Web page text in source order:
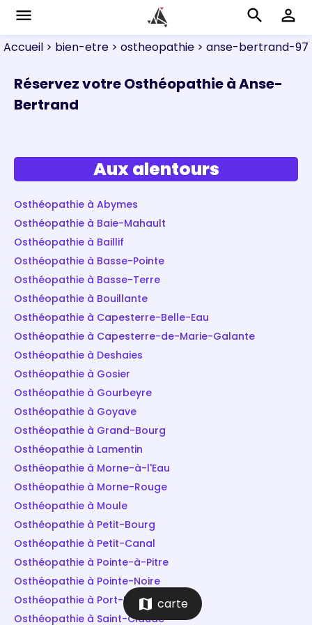
menu search perm_identity
Accueil > bien-etre > ostheopathie > anse-bertrand-97
Réservez votre Osthéopathie à Anse-
Bertrand
Aux alentours
Osthéopathie à Abymes
Osthéopathie à Baie-Mahault
Osthéopathie à Baillif
Osthéopathie à Basse-Pointe
Osthéopathie à Basse-Terre
Osthéopathie à Bouillante
Osthéopathie à Capesterre-Belle-Eau
Osthéopathie à Capesterre-de-Marie-Galante
Osthéopathie à Deshaies
Osthéopathie à Gosier
Osthéopathie à Gourbeyre
Osthéopathie à Goyave
Osthéopathie à Grand-Bourg
Osthéopathie à Lamentin
Osthéopathie à Morne-à-l'Eau
Osthéopathie à Morne-Rouge
Osthéopathie à Moule
Osthéopathie à Petit-Bourg
Osthéopathie à Petit-Canal
Osthéopathie à Pointe-à-Pitre
Osthéopathie à Pointe-Noire
Osthéopathie à Port-Louis
Osthéopathie à Saint-Claude
map carte